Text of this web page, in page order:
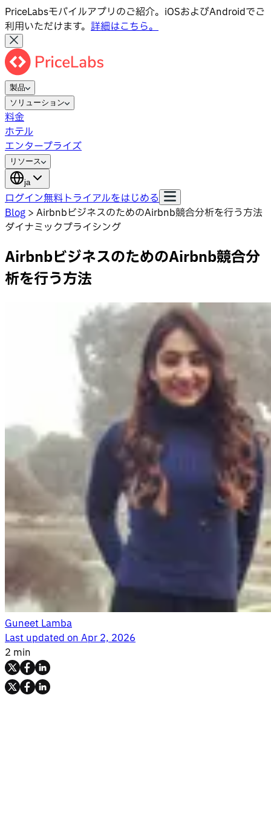
PriceLabsモバイルアプリのご紹介。iOSおよびAndroidでご
利用いただけます。 詳細はこちら。
製品
ソリューション
料金
ホテル
エンタープライズ
リソース
ja
ログイン無料トライアルをはじめる
Blog > AirbnbビジネスのためのAirbnb競合分析を行う方法
ダイナミックプライシング
AirbnbビジネスのためのAirbnb競合分
析を行う方法
Guneet Lamba
Last updated onApr 2, 2026
2 min